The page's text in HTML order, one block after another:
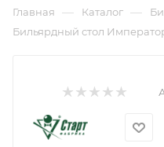
Главная — Каталог —
Бильярдный стол